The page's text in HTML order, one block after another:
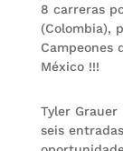
8 carreras
(Colombia),
Campeones
México !!!
Tyler
seis